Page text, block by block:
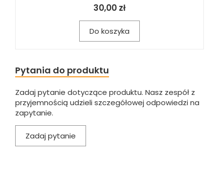
30,00 zł
Do koszyka
Pytania do produktu
Zadaj pytanie dotyczące produktu. Nasz zespół z
przyjemnością udzieli szczegółowej odpowiedzi na
zapytanie.
Zadaj pytanie